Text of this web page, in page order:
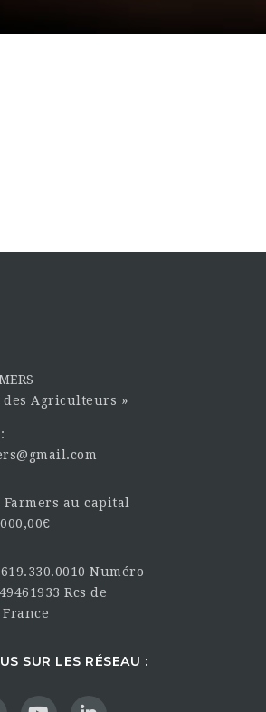
des Agriculteurs »
Farmers au capital
Numéro
Rcs de
SUR LES RÉSEAU :